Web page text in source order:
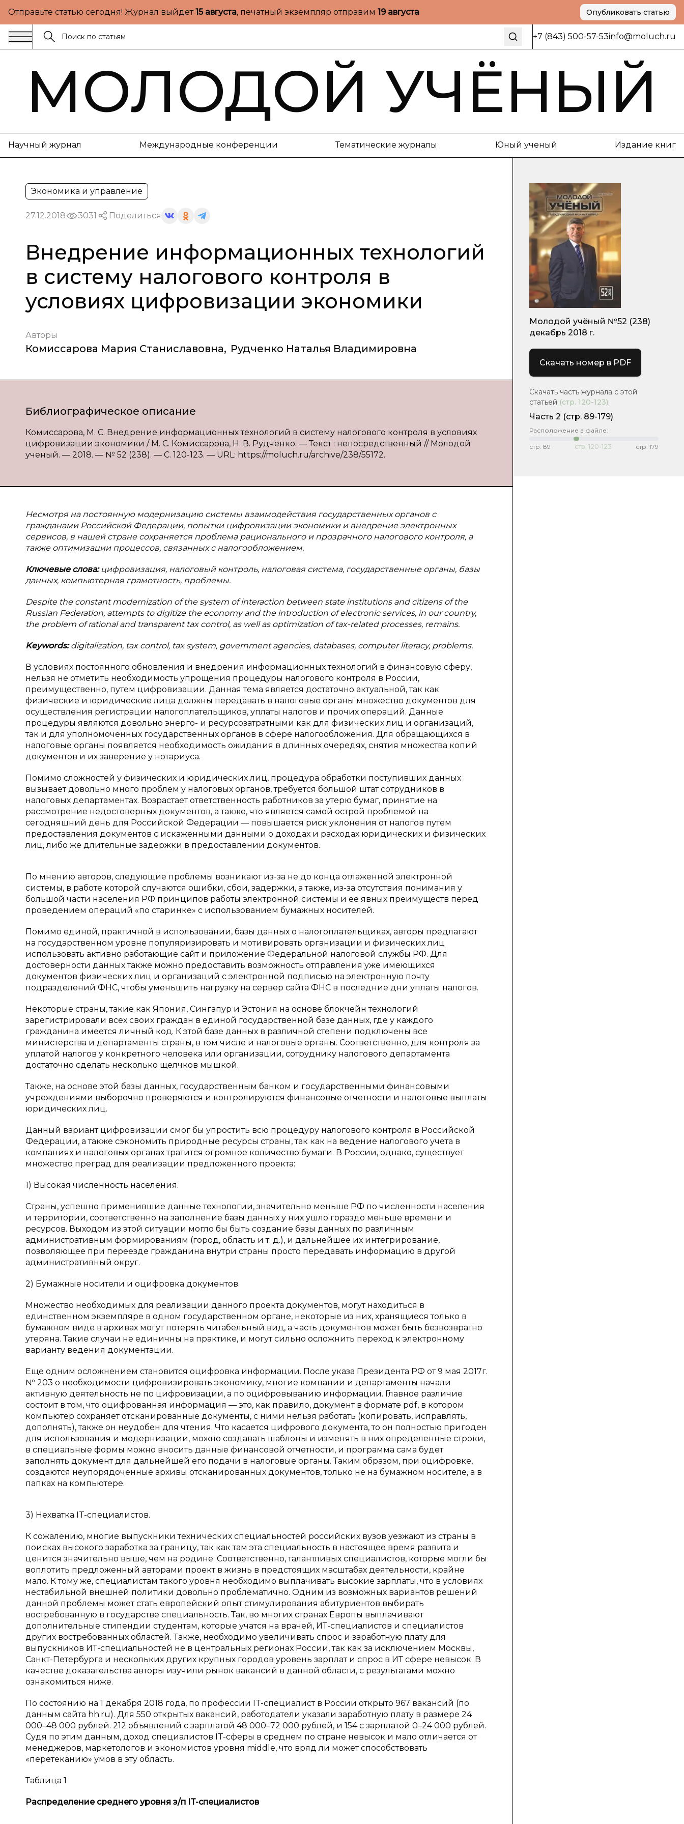
Отправьте статью сегодня! Журнал выйдет15 августа, печатный экземпляр отправим 19 августа Опубликовать статью
+7 (843) 500-57-53info@moluch.ru
МОЛОДОЙ УЧЁНЫЙ
Научный журнал Международные конференции Тематические журналы Юный ученый Издание книг
Экономика и управление
27.12.2018 3031 Поделиться
Внедрение информационных технологий
в систему налогового контроля в
условиях цифровизации экономики
Авторы
Комиссарова Мария Станиславовна, Рудченко Наталья Владимировна
Библиографическое описание
Комиссарова, М. С. Внедрение информационных технологий в систему налогового контроля в условиях
цифровизации экономики / М. С. Комиссарова, Н. В. Рудченко. — Текст : непосредственный // Молодой
ученый. — 2018. — № 52 (238). — С. 120-123. — URL: https://moluch.ru/archive/238/55172.
Несмотря на постоянную модернизацию системы взаимодействия государственных органов с
гражданами Российской Федерации, попытки цифровизации экономики и внедрение электронных
сервисов, в нашей стране сохраняется проблема рационального и прозрачного налогового контроля, а
также оптимизации процессов, связанных с налогообложением.
Ключевые слова:цифровизация, налоговый контроль, налоговая система, государственные органы, базы
данных, компьютерная грамотность, проблемы.
Despite the constant modernization of the system of interaction between state institutions and citizens of the
Russian Federation, attempts to digitize the economy and the introduction of electronic services, in our country,
the problem of rational and transparent tax control, as well as optimization of tax-related processes, remains.
Keywords:digitalization, tax control, tax system, government agencies, databases, computer literacy, problems.
В условиях постоянного обновления и внедрения информационных технологий в финансовую сферу,
нельзя не отметить необходимость упрощения процедуры налогового контроля в России,
преимущественно, путем цифровизации. Данная тема является достаточно актуальной, так как
физические и юридические лица должны передавать в налоговые органы множество документов для
осуществления регистрации налогоплательщиков, уплаты налогов и прочих операций. Данные
процедуры являются довольно энерго- и ресурсозатратными как для физических лиц и организаций,
так и для уполномоченных государственных органов в сфере налогообложения. Для обращающихся в
налоговые органы появляется необходимость ожидания в длинных очередях, снятия множества копий
документов и их заверение у нотариуса.
Помимо сложностей у физических и юридических лиц, процедура обработки поступивших данных
вызывает довольно много проблем у налоговых органов, требуется большой штат сотрудников в
налоговых департаментах. Возрастает ответственность работников за утерю бумаг, принятие на
рассмотрение недостоверных документов, а также, что является самой острой проблемой на
сегодняшний день для Российской Федерации — повышается риск уклонения от налогов путем
предоставления документов с искаженными данными о доходах и расходах юридических и физических
лиц, либо же длительные задержки в предоставлении документов.
По мнению авторов, следующие проблемы возникают из-за не до конца отлаженной электронной
системы, в работе которой случаются ошибки, сбои, задержки, а также, из-за отсутствия понимания у
большой части населения РФ принципов работы электронной системы и ее явных преимуществ перед
проведением операций «по старинке» с использованием бумажных носителей.
Помимо единой, практичной в использовании, базы данных о налогоплательщиках, авторы предлагают
на государственном уровне популяризировать и мотивировать организации и физических лиц
использовать активно работающие сайт и приложение Федеральной налоговой службы РФ. Для
достоверности данных также можно предоставить возможность отправления уже имеющихся
документов физических лиц и организаций с электронной подписью на электронную почту
подразделений ФНС, чтобы уменьшить нагрузку на сервер сайта ФНС в последние дни уплаты налогов.
Некоторые страны, такие как Япония, Сингапур и Эстония на основе блокчейн технологий
зарегистрировали всех своих граждан в единой государственной базе данных, где у каждого
гражданина имеется личный код. К этой базе данных в различной степени подключены все
министерства и департаменты страны, в том числе и налоговые органы. Соответственно, для контроля за
уплатой налогов у конкретного человека или организации, сотруднику налогового департамента
достаточно сделать несколько щелчков мышкой.
Также, на основе этой базы данных, государственным банком и государственными финансовыми
учреждениями выборочно проверяются и контролируются финансовые отчетности и налоговые выплаты
юридических лиц.
Данный вариант цифровизации смог бы упростить всю процедуру налогового контроля в Российской
Федерации, а также сэкономить природные ресурсы страны, так как на ведение налогового учета в
компаниях и налоговых органах тратится огромное количество бумаги. В России, однако, существует
множество преград для реализации предложенного проекта:
1) Высокая численность населения.
Страны, успешно применившие данные технологии, значительно меньше РФ по численности населения
и территории, соответственно на заполнение базы данных у них ушло гораздо меньше времени и
ресурсов. Выходом из этой ситуации могло бы быть создание базы данных по различным
административным формированиям (город, область и т. д.), и дальнейшее их интегрирование,
позволяющее при переезде гражданина внутри страны просто передавать информацию в другой
административный округ.
2) Бумажные носители и оцифровка документов.
Множество необходимых для реализации данного проекта документов, могут находиться в
единственном экземпляре в одном государственном органе, некоторые из них, хранящиеся только в
бумажном виде в архивах могут потерять читабельный вид, а часть документов может быть безвозвратно
утеряна. Такие случаи не единичны на практике, и могут сильно осложнить переход к электронному
варианту ведения документации.
Еще одним осложнением становится оцифровка информации. После указа Президента РФ от 9 мая 2017г.
№ 203 о необходимости цифровизировать экономику, многие компании и департаменты начали
активную деятельность не по цифровизации, а по оцифровыванию информации. Главное различие
состоит в том, что оцифрованная информация — это, как правило, документ в формате pdf, в котором
компьютер сохраняет отсканированные документы, с ними нельзя работать (копировать, исправлять,
дополнять), также он неудобен для чтения. Что касается цифрового документа, то он полностью пригоден
для использования и модернизации, можно создавать шаблоны и изменять в них определенные строки,
в специальные формы можно вносить данные финансовой отчетности, и программа сама будет
заполнять документ для дальнейшей его подачи в налоговые органы. Таким образом, при оцифровке,
создаются неупорядоченные архивы отсканированных документов, только не на бумажном носителе, а в
папках на компьютере.
3) Нехватка IT-специалистов.
К сожалению, многие выпускники технических специальностей российских вузов уезжают из страны в
поисках высокого заработка за границу, так как там эта специальность в настоящее время развита и
ценится значительно выше, чем на родине. Соответственно, талантливых специалистов, которые могли бы
воплотить предложенный авторами проект в жизнь в предстоящих масштабах деятельности, крайне
мало. К тому же, специалистам такого уровня необходимо выплачивать высокие зарплаты, что в условиях
нестабильной внешней политики довольно проблематично. Одним из возможных вариантов решений
данной проблемы может стать европейский опыт стимулирования абитуриентов выбирать
востребованную в государстве специальность. Так, во многих странах Европы выплачивают
дополнительные стипендии студентам, которые учатся на врачей, ИТ-специалистов и специалистов
других востребованных областей. Также, необходимо увеличивать спрос и заработную плату для
выпускников ИТ-специальностей не в центральных регионах России, так как за исключением Москвы,
Санкт-Петербурга и нескольких других крупных городов уровень зарплат и спрос в ИТ сфере невысок. В
качестве доказательства авторы изучили рынок вакансий в данной области, с результатами можно
ознакомиться ниже.
По состоянию на 1 декабря 2018 года, по профессии IT-специалист в России открыто 967 вакансий (по
данным сайта hh.ru). Для 550 открытых вакансий, работодатели указали заработную плату в размере 24
000–48 000 рублей. 212 объявлений с зарплатой 48 000–72 000 рублей, и 154 с зарплатой 0–24 000 рублей.
Судя по этим данным, доход специалистов IT-сферы в среднем по стране невысок и мало отличается от
менеджеров, маркетологов и экономистов уровня middle, что вряд ли может способствовать
«перетеканию» умов в эту область.
Таблица 1
Распределение среднего уровня з/п IT-специалистов
Молодой учёный №52 (238)
декабрь 2018 г.
Скачать номер в PDF
Скачать часть журнала с этой
статьей (стр. 120-123):
Часть 2 (стр. 89-179)
Расположение в файле:
стр. 89 стр. 120-123 стр. 179